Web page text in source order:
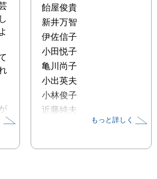
飴屋俊貴
新井万智
伊佐信子
小田悦子
亀川尚子
小出英夫
小林俊子
近藤純夫
もっと詳しく